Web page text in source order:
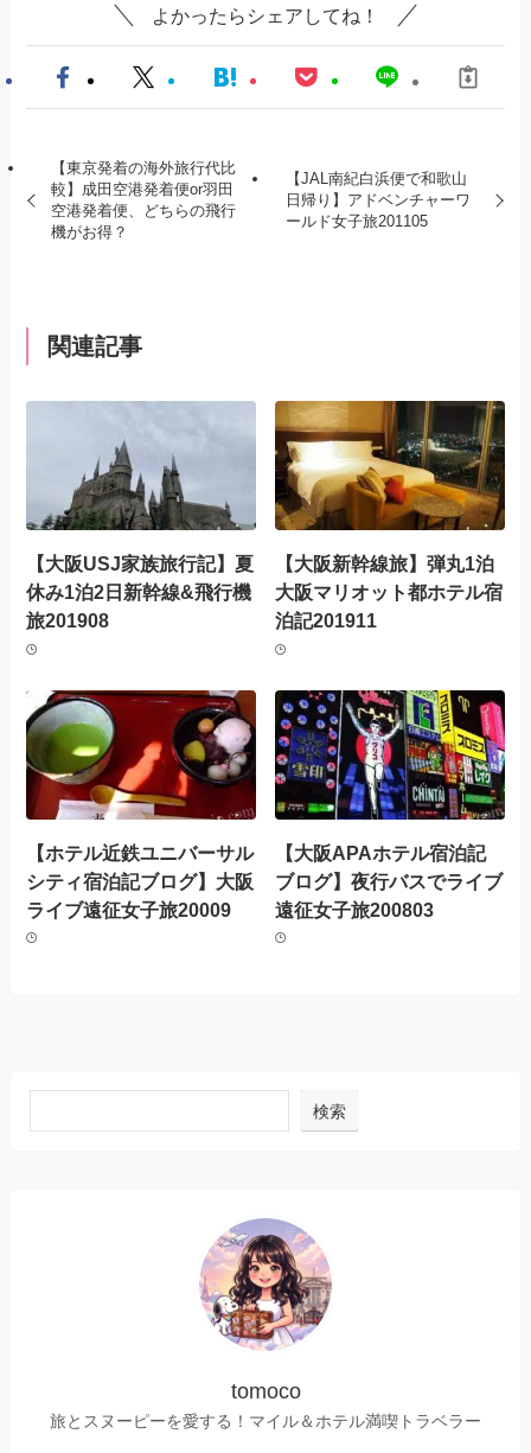
よかったらシェアしてね！
【東京発着の海外旅行代比
較】成田空港発着便or羽田
空港発着便、どちらの飛行
機がお得？
【JAL南紀白浜便で和歌山
日帰り】アドベンチャーワ
ールド女子旅201105
関連記事
【大阪USJ家族旅行記】夏
休み1泊2日新幹線&飛行機
旅201908
【大阪新幹線旅】弾丸1泊
大阪マリオット都ホテル宿
泊記201911
【ホテル近鉄ユニバーサル
シティ宿泊記ブログ】大阪
ライブ遠征女子旅20009
【大阪APAホテル宿泊記
ブログ】夜行バスでライブ
遠征女子旅200803
検索
tomoco
旅とスヌーピーを愛する！マイル＆ホテル満喫トラベラー